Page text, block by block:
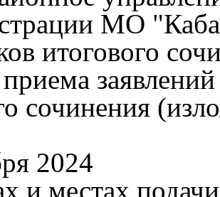
МО
итогового
сочинения
2024